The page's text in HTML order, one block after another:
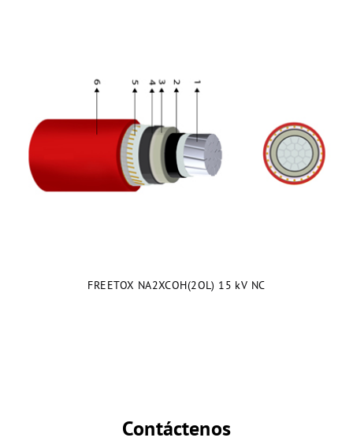
FREETOX NA2XCOH(2OL) 15 kV NC
Contáctenos